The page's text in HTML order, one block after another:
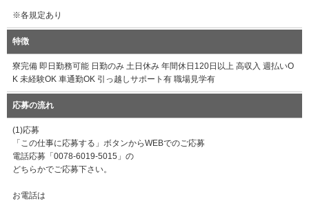
※各規定あり
特徴
寮完備 即日勤務可能 日勤のみ 土日休み 年間休日120日以上 高収入 週払いO
K 未経験OK 車通勤OK 引っ越しサポート有 職場見学有
応募の流れ
(1)応募
「この仕事に応募する」ボタンからWEBでのご応募
電話応募「0078-6019-5015」の
どちらかでご応募下さい。
お電話は